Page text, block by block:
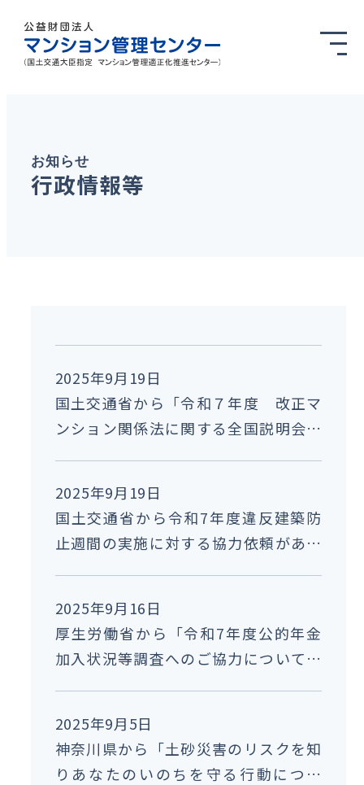
お知らせ
行政情報等
2025年9月19日
国土交通省から「令和７年度 改正マ
ンション関係法に関する全国説明会」
2025年9月19日
国土交通省から令和7年度違反建築防
止週間の実施に対する協力依頼があり
2025年9月16日
厚生労働省から「令和7年度公的年金
加入状況等調査へのご協力について」
2025年9月5日
神奈川県から「土砂災害のリスクを知
りあなたのいのちを守る行動につな